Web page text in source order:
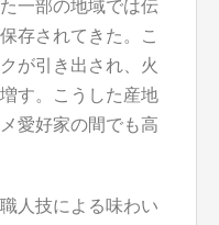
一部の地域では伝
存されてきた。こ
が引き出され、火
す。こうした産地
愛好家の間でも高
人技による味わい